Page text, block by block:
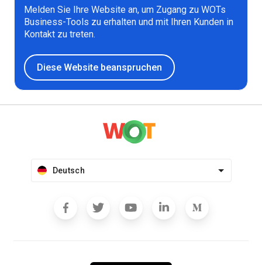
Melden Sie Ihre Website an, um Zugang zu WOTs
Business-Tools zu erhalten und mit Ihren Kunden in
Kontakt zu treten.
Diese Website beanspruchen
Deutsch